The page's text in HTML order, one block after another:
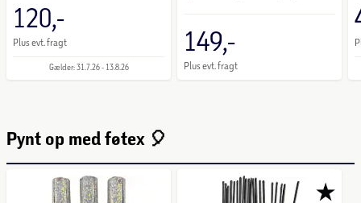
120,-
Plus evt. fragt
Gælder: 31.7.26 - 13.8.26
149,-
Plus evt. fragt
Pynt op med føtex 🎈